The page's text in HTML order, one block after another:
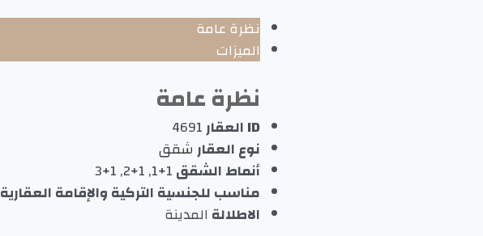
نظرة عامة
الميزات
نظرة عامة
ID العقار
4691
نوع العقارشقق
أنماط الشقق1+1, 1+2, 1+3
مناسب للجنسية التركية والإقامة العقارية
الاطلالة المدينة